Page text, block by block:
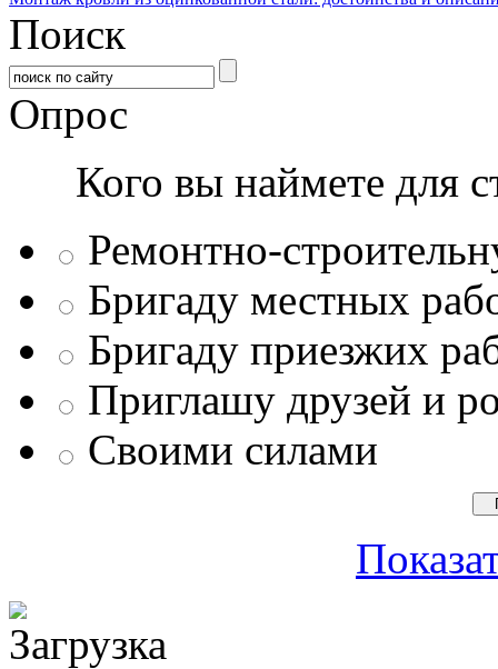
Поиск
Опрос
Кого вы наймете для
Ремонтно-
Бригаду местных
Бригаду приезжих
Приглашу друзей и
Своими силами